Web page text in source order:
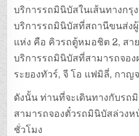
บริการรถมินิบัสในเส้นทางกรุ
บริการรถมินิบัสที่สถานีขนส่งผู้
แห่ง คือ คิวรถตู้หมอชิต 2, สา
บริการรถมินิบัสที่สามารถจอง
ระยองทัวร์, จี โอ แฟมิลี่, กาญ
ดังนั้น ท่านที่จะเดินทางกับรถ
สามารถจองตั๋วรถมินิบัสล่วงห
ชั่วโมง